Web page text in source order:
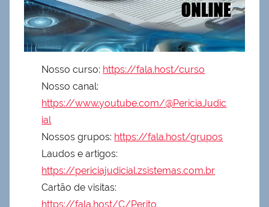
Nosso curso: https://fala.host/curso
Nosso canal:
https://www.youtube.com/@PericiaJudic
ial
Nossos grupos: https://fala.host/grupos
Laudos e artigos:
https://periciajudicial.zsistemas.com.br
Cartão de visitas:
https://fala.host/C/Perito